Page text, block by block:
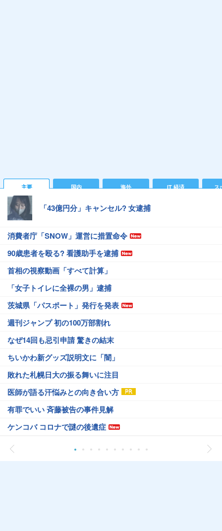
主要 国内 海外 IT 経済 ス
「43億円分」キャンセル? 女逮捕
消費者庁「SNOW」運営に措置命令
90歳患者を殴る? 看護助手を逮捕
首相の視察動画「すべて計算」
「女子トイレに全裸の男」逮捕
茨城県「パスポート」発行を発表
週刊ジャンプ 初の100万部割れ
なぜ14回も忌引申請 驚きの結末
ちいかわ新グッズ説明文に「闇」
敗れた札幌日大の振る舞いに注目
医師が語る汗悩みとの向き合い方
有罪でいい 斉藤被告の事件見解
ケンコバ コロナで謎の後遺症